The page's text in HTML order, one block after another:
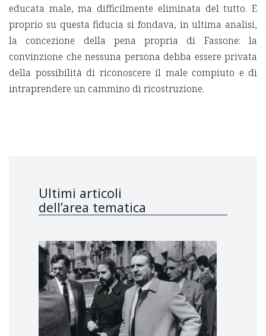
educata male, ma difficilmente eliminata del tutto. E
proprio su questa fiducia si fondava, in ultima analisi,
la concezione della pena propria di Fassone: la
convinzione che nessuna persona debba essere privata
della possibilità di riconoscere il male compiuto e di
intraprendere un cammino di ricostruzione.
Ultimi articoli
dell’area tematica